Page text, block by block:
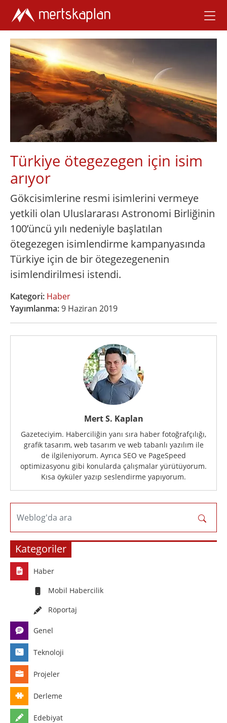
Türkiye ötegezegen için isim
arıyor
Gökcisimlerine resmi isimlerini vermeye
yetkili olan Uluslararası Astronomi Birliğinin
100’üncü yılı nedeniyle başlatılan
ötegezegen isimlendirme kampanyasında
Türkiye için de bir ötegezegenenin
isimlendirilmesi istendi.
Kategori: Haber
Yayımlanma:9 Haziran 2019
Mert S. Kaplan
Gazeteciyim. Haberciliğin yanı sıra haber fotoğrafçılığı,
grafik tasarım, web tasarım ve web tabanlı yazılım ile
de ilgileniyorum. Ayrıca SEO ve PageSpeed
optimizasyonu gibi konularda çalışmalar yürütüyorum.
Kısa öyküler yazıp seslendirme yapıyorum.
Weblog'da ara
Kategoriler
Haber
Mobil Habercilik
Röportaj
Genel
Teknoloji
Projeler
Derleme
Edebiyat